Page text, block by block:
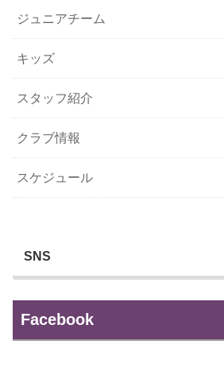
ジュニアチーム
キッズ
スタッフ紹介
クラブ情報
スケジュール
SNS
Facebook